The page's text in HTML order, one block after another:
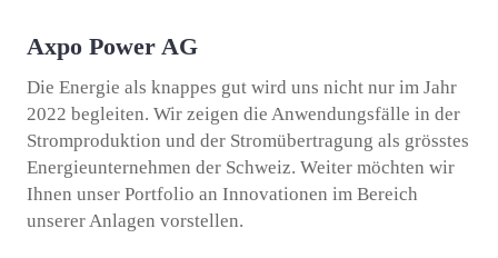
Axpo Power AG
Die Energie als knappes gut wird uns nicht nur im Jahr
2022 begleiten. Wir zeigen die Anwendungsfälle in der
Stromproduktion und der Stromübertragung als grösstes
Energieunternehmen der Schweiz. Weiter möchten wir
Ihnen unser Portfolio an Innovationen im Bereich
unserer Anlagen vorstellen.